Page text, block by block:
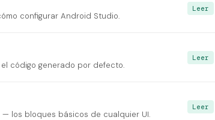
configurar Android Studio.
Leer
código generado por defecto.
Leer
— los bloques básicos de cualquier UI.
Leer